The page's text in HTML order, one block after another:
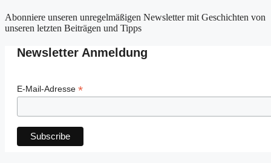
Abonniere unseren unregelmäßigen Newsletter mit Geschichten von
unseren letzten Beiträgen und Tipps
Newsletter Anmeldung
E-Mail-Adresse *